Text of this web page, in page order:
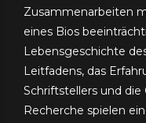
Zusammenarbeiten
eines Bios
Lebensgeschichte
Leitfadens, das
Schriftstellers und
Recherche spielen